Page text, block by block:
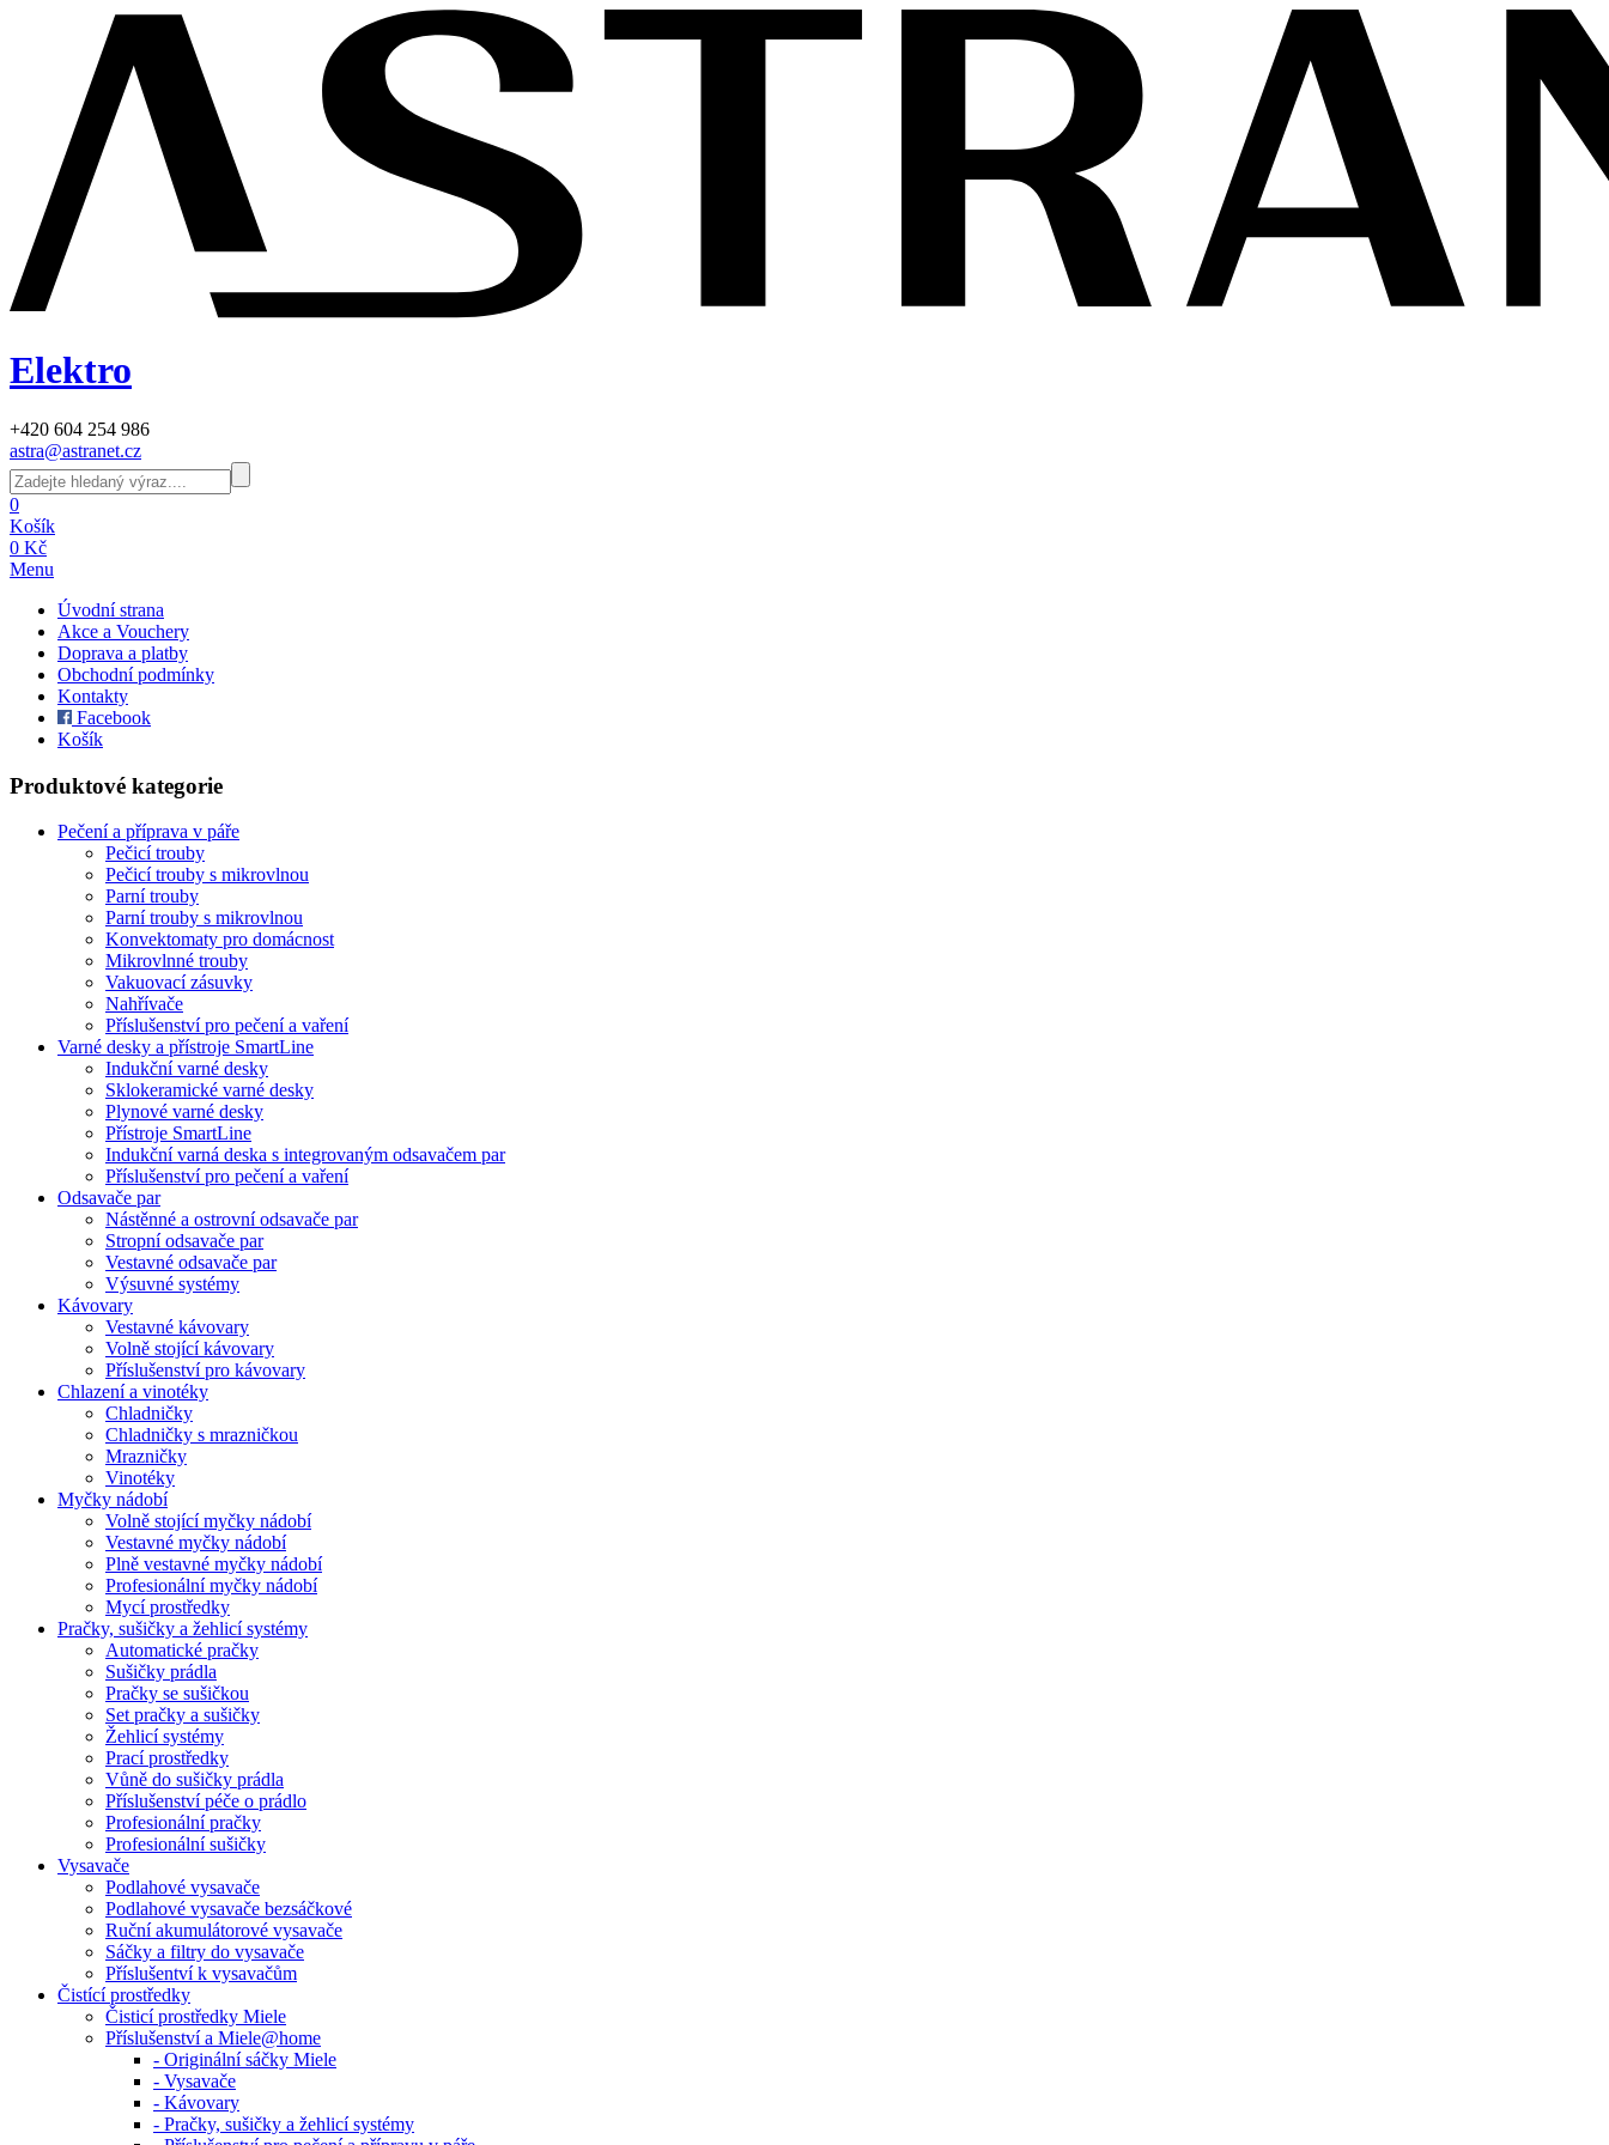
Elektro
+420 604 254 986
astra@astranet.cz
0
Košík
0 Kč
Menu
Úvodní strana
Akce a Vouchery
Doprava a platby
Obchodní podmínky
Kontakty
Facebook
Košík
Produktové kategorie
Pečení a příprava v páře
Pečicí trouby
Pečicí trouby s mikrovlnou
Parní trouby
Parní trouby s mikrovlnou
Konvektomaty pro domácnost
Mikrovlnné trouby
Vakuovací zásuvky
Nahřívače
Příslušenství pro pečení a vaření
Varné desky a přístroje SmartLine
Indukční varné desky
Sklokeramické varné desky
Plynové varné desky
Přístroje SmartLine
Indukční varná deska s integrovaným odsavačem par
Příslušenství pro pečení a vaření
Odsavače par
Nástěnné a ostrovní odsavače par
Stropní odsavače par
Vestavné odsavače par
Výsuvné systémy
Kávovary
Vestavné kávovary
Volně stojící kávovary
Příslušenství pro kávovary
Chlazení a vinotéky
Chladničky
Chladničky s mrazničkou
Mrazničky
Vinotéky
Myčky nádobí
Volně stojící myčky nádobí
Vestavné myčky nádobí
Plně vestavné myčky nádobí
Profesionální myčky nádobí
Mycí prostředky
Pračky, sušičky a žehlicí systémy
Automatické pračky
Sušičky prádla
Pračky se sušičkou
Set pračky a sušičky
Žehlicí systémy
Prací prostředky
Vůně do sušičky prádla
Příslušenství péče o prádlo
Profesionální pračky
Profesionální sušičky
Vysavače
Podlahové vysavače
Podlahové vysavače bezsáčkové
Ruční akumulátorové vysavače
Sáčky a filtry do vysavače
Příslušentví k vysavačům
Čistící prostředky
Čisticí prostředky Miele
Příslušenství a Miele@home
- Originální sáčky Miele
- Vysavače
- Kávovary
- Pračky, sušičky a žehlicí systémy